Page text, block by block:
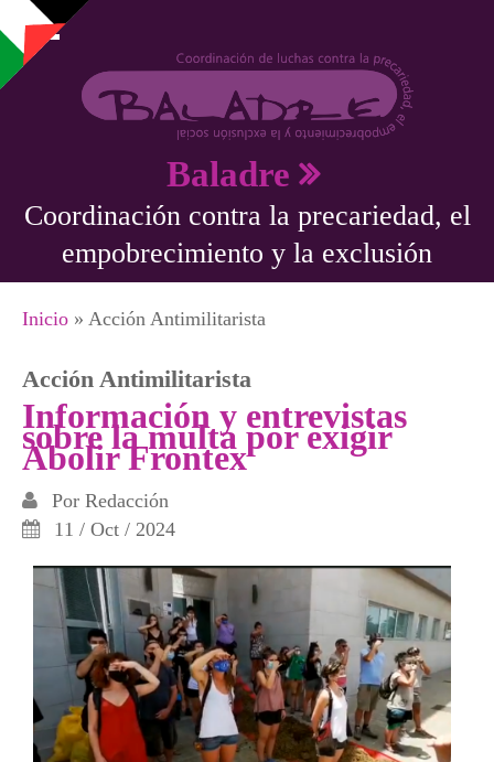
Pasar al contenido principal
Baladre
Coordinación contra la precariedad, el
empobrecimiento y la exclusión
Se encuentra usted aquí
Inicio » Acción Antimilitarista
Acción Antimilitarista
Información y entrevistas
sobre la multa por exigir
Abolir Frontex
Por Redacción
11 / Oct / 2024